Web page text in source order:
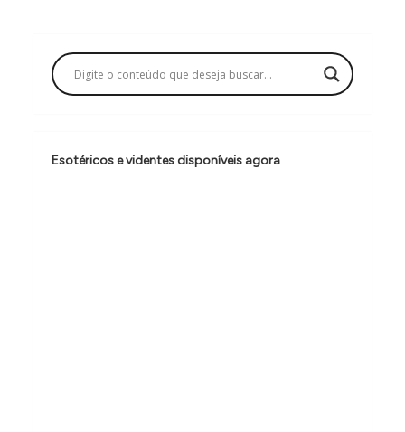
ç
ã
d
Esotéricos e videntes disponíveis agora